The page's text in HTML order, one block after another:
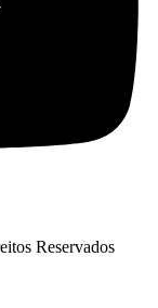
Reservados